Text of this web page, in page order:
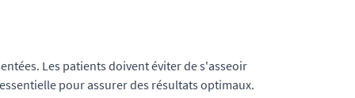
Les patients doivent éviter de s'asseoir
pour assurer des résultats optimaux.